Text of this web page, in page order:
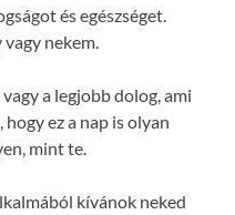
és egészséget.
nekem.
a legjobb dolog, ami
ez a nap is olyan
mint te.
kívánok neked